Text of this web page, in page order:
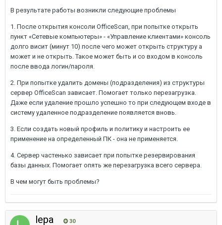
В результате работы возникли следующие проблемы
1. После открытия консоли OfficeScan, при попытке открыть
пункт «Сетевые компьютеры» - «Управление клиентами» консоль
долго висит (минут 10) после чего может открыть структуру а
может и не открыть. Такое может быть и со входом в консоль
после ввода логин/пароля.
2. При попытке удалить домены (подразделения) из структуры
сервер OfficeScan зависает. Помогает только перезагрузка.
Даже если удаление прошло успешно то при следующем входе в
систему удаленное подразделение появляется вновь.
3. Если создать новый профиль и политику и настроить ее
применение на определенный ПК - она не применяется.
4. Сервер частенько зависает при попытке резервирования
базы данных. Помогает опять же перезагрузка всего сервера.
В чем могут быть проблемы?
lepa 30